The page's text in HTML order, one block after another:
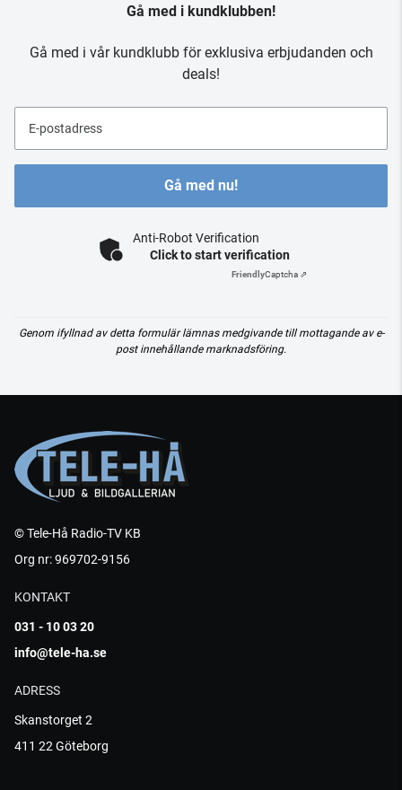
Gå med i kundklubben!
Gå med i vår kundklubb för exklusiva erbjudanden och
deals!
E-postadress
Gå med nu!
Anti-Robot Verification
Click to start verification
FriendlyCaptcha ⇗
Genom ifyllnad av detta formulär lämnas medgivande till mottagande av e-
post innehållande marknadsföring.
© Tele-Hå Radio-TV KB
Org nr: 969702-9156
KONTAKT
031 - 10 03 20
info@tele-ha.se
ADRESS
Skanstorget 2
411 22 Göteborg